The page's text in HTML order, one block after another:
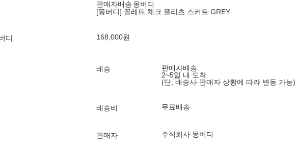
디
판매자배송 몽버디
[몽버디] 꼴레뜨 체크 플리츠 스커트 GREY
168,000원
배송
판매자배송
2~5일 내 도착
(단, 배송사·판매자 상황에 따라 변동 가능)
배송비 무료배송
판매자 주식회사 몽버디